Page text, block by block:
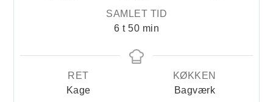
SAMLET TID
6timer
t 50minutter
min
RET
Kage
KØKKEN
Bagværk